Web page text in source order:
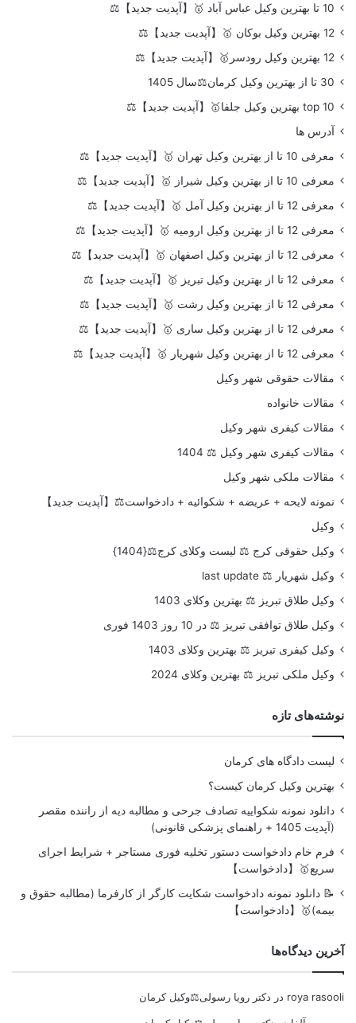
10 تا بهترین وکیل عباس آباد 🥇【آپدیت جدید】⚖️
12 بهترین وکیل بوکان 🥇【آپدیت جدید】⚖️
12 بهترین وکیل رودسر🥇【آپدیت جدید】⚖️
30 تا از بهترین وکیل کرمان⚖️سال 1405
top 10 بهترین وکیل جلفا🥇【آپدیت جدید】⚖️
آدرس ها
معرفی 10 تا از بهترین وکیل تهران 🥇【آپدیت جدید】⚖️
معرفی 10 تا از بهترین وکیل شیراز 🥇【آپدیت جدید】⚖️
معرفی 12 تا از بهترین وکیل آمل 🥇【آپدیت جدید】⚖️
معرفی 12 تا از بهترین وکیل ارومیه 🥇【آپدیت جدید】⚖️
معرفی 12 تا از بهترین وکیل اصفهان 🥇【آپدیت جدید】⚖️
معرفی 12 تا از بهترین وکیل تبریز 🥇【آپدیت جدید】⚖️
معرفی 12 تا از بهترین وکیل رشت 🥇【آپدیت جدید】⚖️
معرفی 12 تا از بهترین وکیل ساری 🥇【آپدیت جدید】⚖️
معرفی 12 تا از بهترین وکیل شهریار 🥇【آپدیت جدید】⚖️
مقالات حقوقی شهر وکیل
مقالات خانواده
مقالات کیفری شهر وکیل
مقالات کیفری شهر وکیل ⚖️ 1404
مقالات ملکی شهر وکیل
نمونه لایحه + عریضه + شکوائیه + دادخواست⚖️【آپدیت جدید】
وکیل
وکیل حقوقی کرج ⚖️ لیست وکلای کرج⚖️{1404}
وکیل شهریار ⚖️ last update
وکیل طلاق تبریز ⚖️ بهترین وکلای 1403
وکیل طلاق توافقی تبریز ⚖️ در 10 روز 1403 فوری
وکیل کیفری تبریز ⚖️ بهترین وکلای 1403
وکیل ملکی تبریز ⚖️ بهترین وکلای 2024
نوشته‌های تازه
لیست دادگاه های کرمان
بهترین وکیل کرمان کیست؟
دانلود نمونه شکواییه تصادف جرحی و مطالبه دیه از راننده مقصر
(آپدیت 1405 + راهنمای پزشکی قانونی)
فرم خام دادخواست دستور تخلیه فوری مستاجر + شرایط اجرای
سریع🥇【دادخواست】
📝 دانلود نمونه دادخواست شکایت کارگر از کارفرما (مطالبه حقوق و
بیمه)🥇【دادخواست】
آخرین دیدگاه‌ها
roya rasooli در دکتر رویا رسولی⚖️وکیل کرمان